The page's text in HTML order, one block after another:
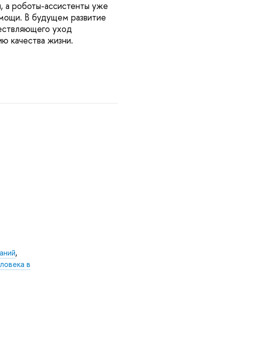
а роботы-ассистенты уже
В будущем развитие
уход
качества жизни.
,
в